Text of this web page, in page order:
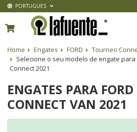
PORTUGUES
Home Engates FORD Tourneo
Selecione o seu modelo de engate para
Connect 2021
ENGATES PARA
CONNECT VAN 2021